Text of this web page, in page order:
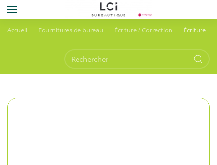
Skip to main content
Accueil Fournitures de bureau Écriture / Correction Écriture